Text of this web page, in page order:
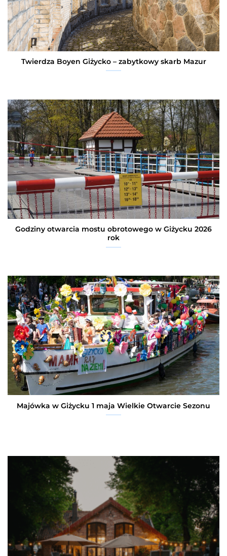
Twierdza Boyen Giżycko – zabytkowy skarb Mazur
Godziny otwarcia mostu obrotowego w Giżycku 2026
rok
Majówka w Giżycku 1 maja Wielkie Otwarcie Sezonu